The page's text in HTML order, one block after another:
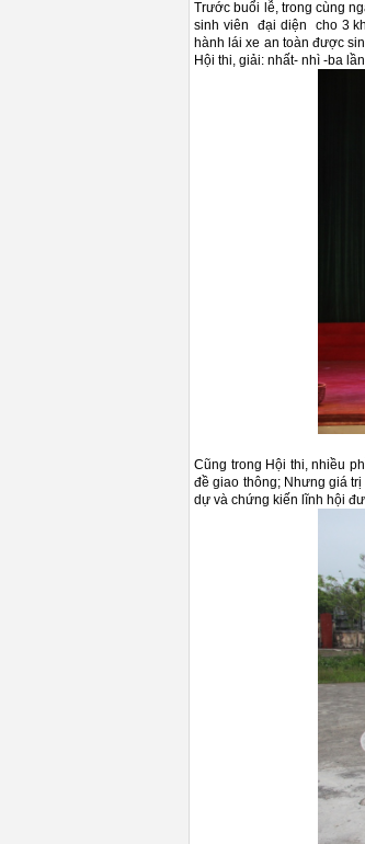
Trước buổi lễ, trong cùng
sinh viên đại diện cho 3
hành lái xe an toàn được
Hội thi, giải: nhất- nhì -ba
Cũng trong Hội thi, nhiều
đề giao thông; Nhưng giá
dự và chứng kiến lĩnh hội